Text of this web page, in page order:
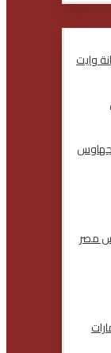
وايت
مصر